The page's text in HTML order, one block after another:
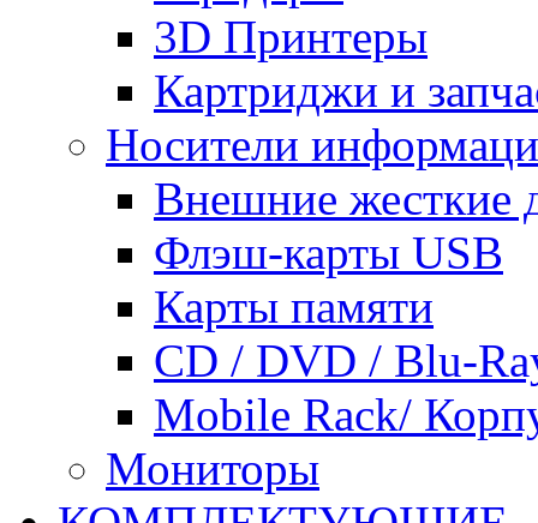
3D Принтеры
Картриджи и
Носители
Внешние жесткие
Флэш-карты USB
Карты памяти
CD / DVD / Blu-
Mobile Rack/
Мониторы